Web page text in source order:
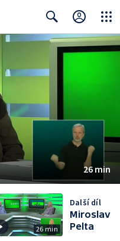
Search Close
26 min
26 min
Další díl
Miroslav
Pelta